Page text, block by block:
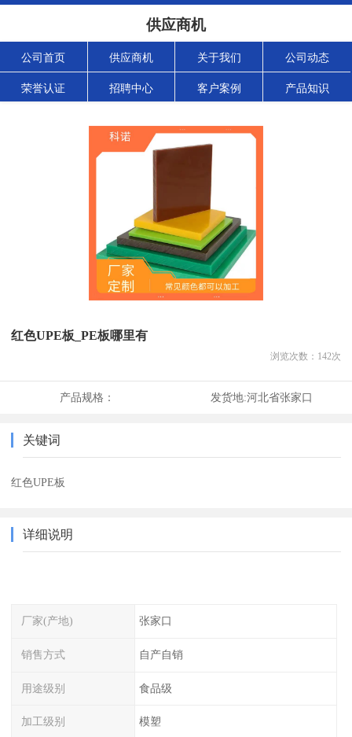
供应商机
公司首页 供应商机 关于我们 公司动态
荣誉认证 招聘中心 客户案例 产品知识
红色UPE板_PE板哪里有
浏览次数： 142次
产品规格： 发货地:河北省张家口
关键词
红色UPE板
详细说明
厂家(产地) 张家口
销售方式 自产自销
用途级别 食品级
加工级别 模塑